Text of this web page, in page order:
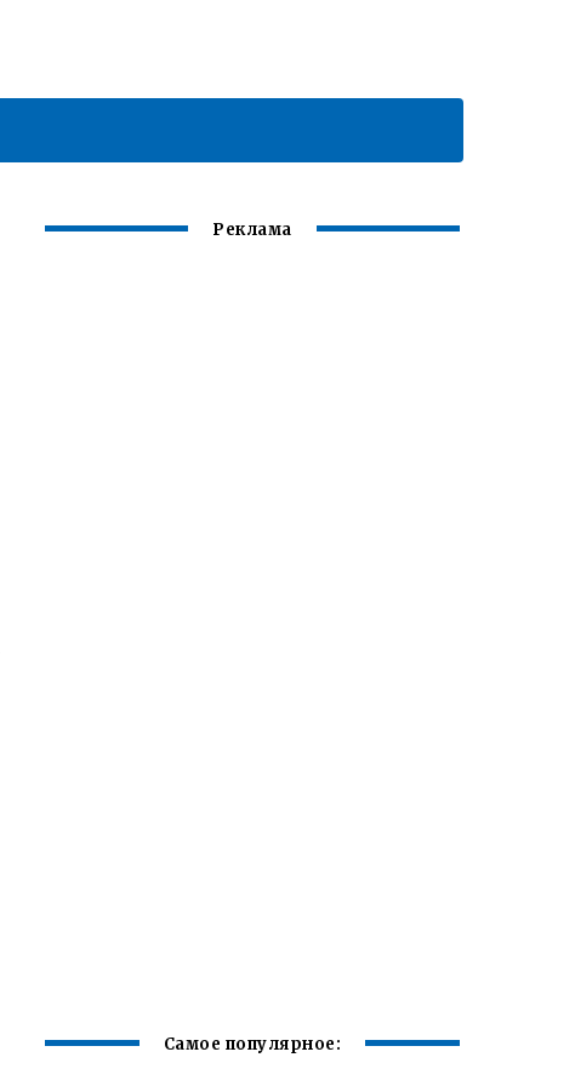
Реклама
Самое популярное: